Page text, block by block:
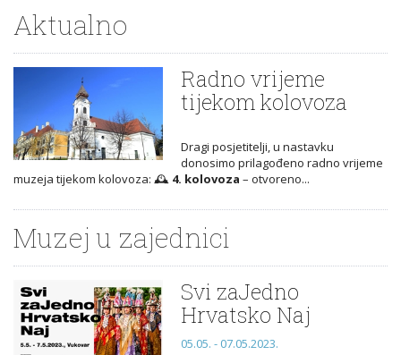
Aktualno
Radno vrijeme
tijekom kolovoza
Dragi posjetitelji, u nastavku
donosimo prilagođeno radno vrijeme
muzeja tijekom kolovoza: 🕰️ 4. kolovoza – otvoreno...
Muzej u zajednici
Svi zaJedno
Hrvatsko Naj
05.05. - 07.05.2023.